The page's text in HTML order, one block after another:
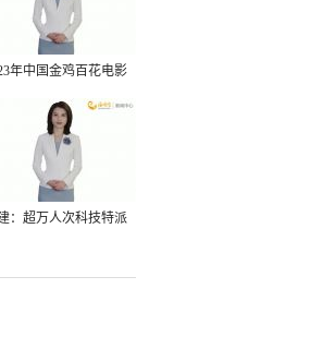
年中国金鸡百花电影
有福电影巡展31日启动
：超万人次科技特派